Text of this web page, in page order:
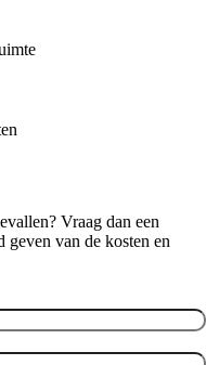
Vraag dan een
geven van de kosten en